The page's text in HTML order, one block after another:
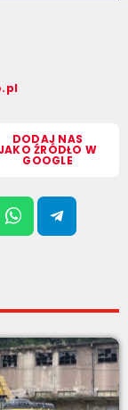
DODAJ NAS
ŹRÓDŁO W
GOOGLE